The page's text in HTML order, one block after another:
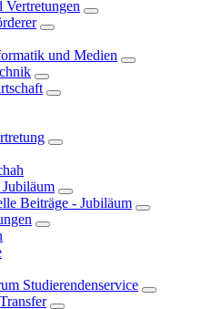
Vertretungen
und Medien
Beiträge - Jubiläum
Studierendenservice